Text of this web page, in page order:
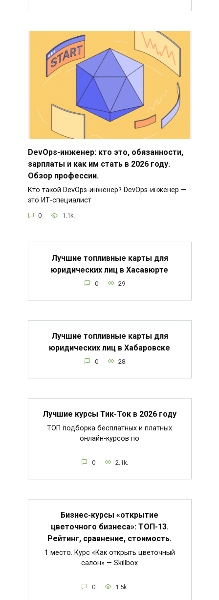
DevOps-инженер: кто это, обязанности,
зарплаты и как им стать в 2026 году.
Обзор профессии.
Кто такой DevOps-инженер? DevOps-инженер —
это ИТ-специалист
0 1.1k.
Лучшие топливные карты для
юридических лиц в Хасавюрте
0 29
Лучшие топливные карты для
юридических лиц в Хабаровске
0 28
Лучшие курсы Тик-Ток в 2026 году
ТОП подборка бесплатных и платных
онлайн-курсов по
0 2.1k.
Бизнес-курсы «открытие
цветочного бизнеса»: ТОП-13.
Рейтинг, сравнение, стоимость.
1 место. Курс «Как открыть цветочный
салон» — Skillbox
0 1.5k.